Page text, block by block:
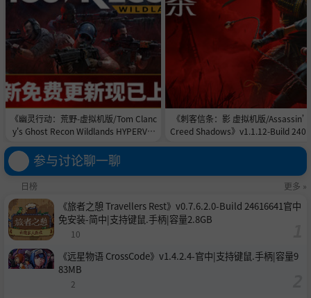
《幽灵行动：荒野-虚拟机版/Tom Clanc
y's Ghost Recon Wildlands HYPERVIS
OR》v9820855-Build 24446260官中免
安装-简中94.61GB
《刺客信条：影 虚拟机版/
Creed Shadows》v1.1.12-Build
226|官方简体中文|支持键盘.鼠标.手
参与讨论聊一聊
日榜 更多 »
《旅者之憩 Travellers Rest》v0.7.6.2.0-Build 24616641官中
免安装-简中|支持键鼠.手柄|容量2.8GB
10
《远星物语 CrossCode》v1.4.2.4-官中|支持键鼠.手柄|容量9
83MB
2